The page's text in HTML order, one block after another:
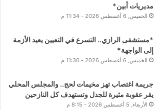
مديريات أبين*
الخميس, 6 أغسطس 2026 - 11:34 م
*مستشفى الرازي.. التسرع في التعيين يعيد الأزمة
إلى الواجهة*
الخميس, 6 أغسطس 2026 - 11:30 م
جريمة اغتصاب تهز مخيمات لحج.. والمجلس المحلي
يقر عقوبة مثيرة للجدل وتستهدف كل النازحين
الأربعاء, 5 أغسطس 2026 - 8:15 م